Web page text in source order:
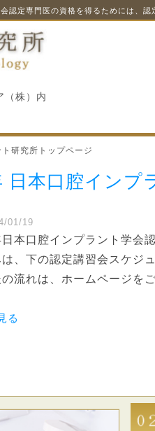
認定専門医の資格を得るためには、
（株）内
研究所トップページ
日本口腔インプ
01/19
日本口腔インプラント学会
、下の認定講習会スケジ
流れは、ホームページを
る